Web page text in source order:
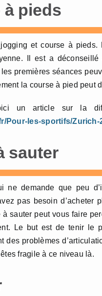
à pieds
et course à
Il est a
premières séances
la course à pied peut
un article sur la
Pour-les-sportifs/
sauter
ne demande que peu
pas besoin
sauter peut vous faire
Le but est de tenir le
des problèmes
fragile à ce niveau là.